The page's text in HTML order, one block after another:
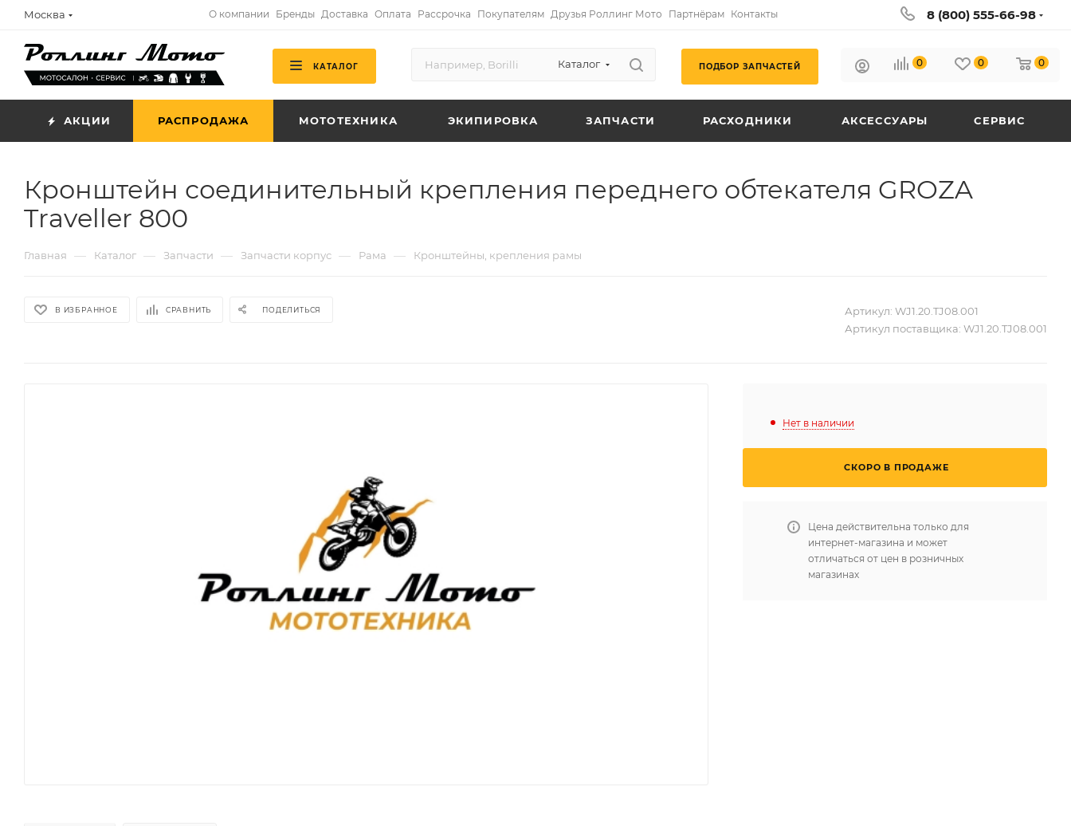
Москва О компании Бренды Доставка Оплата Рассрочка Покупателям Друзья Роллинг Мото Партнёрам Контакты 8 (800) 555-66-98
КАТАЛОГ Каталог ПОДБОР ЗАПЧАСТЕЙ 0 0 0
АКЦИИ РАСПРОДАЖА МОТОТЕХНИКА ЭКИПИРОВКА ЗАПЧАСТИ РАСХОДНИКИ АКСЕССУАРЫ СЕРВИС
Кронштейн соединительный крепления переднего обтекателя GROZA
Traveller 800
Главная — Каталог — Запчасти — Запчасти корпус — Рама — Кронштейны, крепления рамы
В ИЗБРАННОЕ СРАВНИТЬ ПОДЕЛИТЬСЯ Артикул: WJ1.20.TJ08.001
Артикул поставщика: WJ1.20.TJ08.001
Нет в наличии
СКОРО В ПРОДАЖЕ
Цена действительна только для
интернет-магазина и может
отличаться от цен в розничных
магазинах